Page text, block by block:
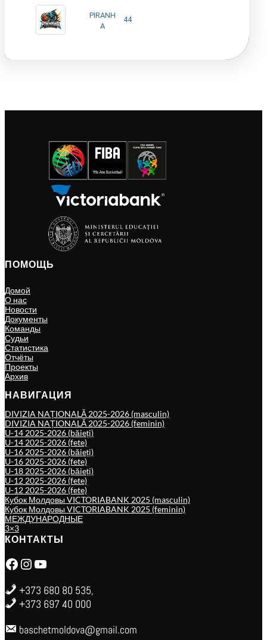
PIRANH
A
44
ПОМОЩЬ
Домой
О нас
Новости
Документы
Команды
Судьи
Статистика
Отчёты
Проекты
Архив
НАВИГАЦИЯ
DIVIZIA NAȚIONALĂ 2025-2026 (masculin)
DIVIZIA NAȚIONALĂ 2025-2026 (feminin)
U-14 2025-2026 (băieți)
U-14 2025-2026 (fete)
U-16 2025-2026 (băieți)
U-16 2025-2026 (fete)
U-18 2025-2026 (băieți)
U-12 2025-2026 (fete)
U-12 2025-2026 (fete)
Кубок Молдовы VICTORIABANK 2025 (masculin)
Кубок Молдовы VICTORIABANK 2025 (feminin)
МЕЖДУНАРОДНЫЕ
3×3
КОНТАКТЫ
Facebook Instagram YouTube
+373 680 80 535,
+373 697 40 000
baschetmoldova@gmail.com